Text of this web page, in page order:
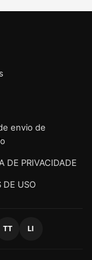
envio de
DE PRIVACIDADE
DE USO
TT LI